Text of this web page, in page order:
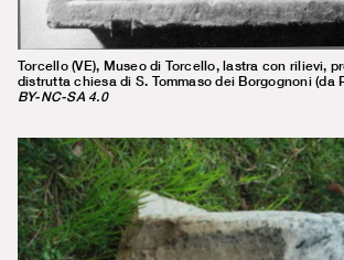
Torcello (VE), Museo di Torcello, lastra con rilievi,
distrutta chiesa di S. Tommaso dei Borgognoni (da
BY-NC-SA 4.0